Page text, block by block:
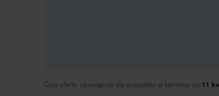
Opis oferty obowiązuje dla wyjazdów w terminie od 11